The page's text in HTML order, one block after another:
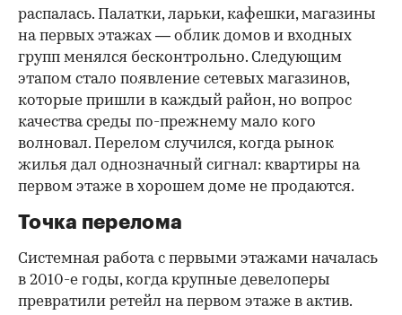
распалась. Палатки, ларьки, кафешки, магазины
на первых этажах — облик домов и входных
групп менялся бесконтрольно. Следующим
этапом стало появление сетевых магазинов,
которые пришли в каждый район, но вопрос
качества среды по-прежнему мало кого
волновал. Перелом случился, когда рынок
жилья дал однозначный сигнал: квартиры на
первом этаже в хорошем доме не продаются.
Точка перелома
Системная работа с первыми этажами началась
в 2010-е годы, когда крупные девелоперы
превратили ретейл на первом этаже в актив.